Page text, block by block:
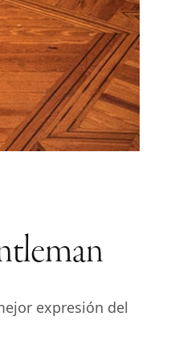
expresión del